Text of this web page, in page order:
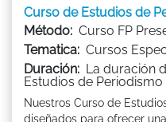
Curso de Estudios de
Método: Curso FP
Tematica: Cursos
Duración: La duración
Estudios de
Nuestros Curso de
diseñados para ofrecer